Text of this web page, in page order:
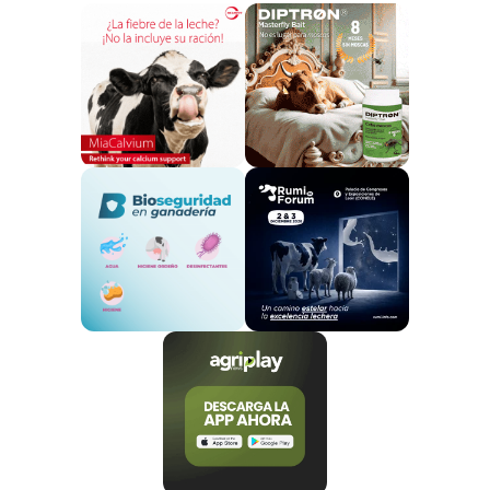
Y, además, ayudará al país a cumplir su suobjetivo
de reducción de metano del 10% para 2030 y
hasta en un 47% para 2050. En este sentido, el
dinero recaudado con la tasa agrícola se volverá a
inyectar en el sector para
financiar nuevas
tecnologías, investigación y pagos de
incentivos a los agricultores.
Damien O’Connor ministro de Agricultura, ha
comentado que más que un impuesto, es una
oportunidad para los granjeros:“Los agricultores ya
están experimentando el impacto del cambio
climático con sequías e inundaciones más regulares
[…] Tomar la delantera en las emisiones agrícolas es
bueno tanto para el medio ambiente como para